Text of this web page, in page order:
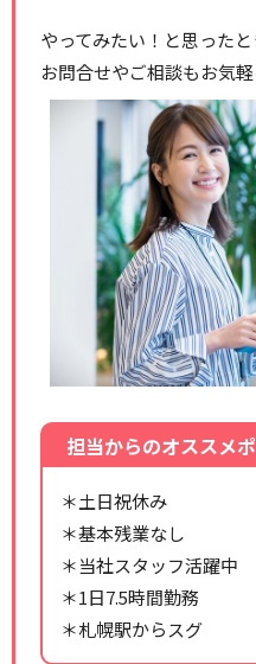
やってみたい！と思った
お問合せやご相談もお気
担当からのオススメ
＊土日祝休み
＊基本残業なし
＊当社スタッフ活躍中
＊1日7.5時間勤務
＊札幌駅からスグ